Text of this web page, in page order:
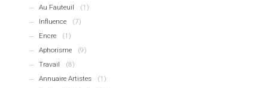
Au Fauteuil
(1)
Influence
(7)
Encre
(1)
Aphorisme
(9)
Travail
(8)
Annuaire Artistes
(1)